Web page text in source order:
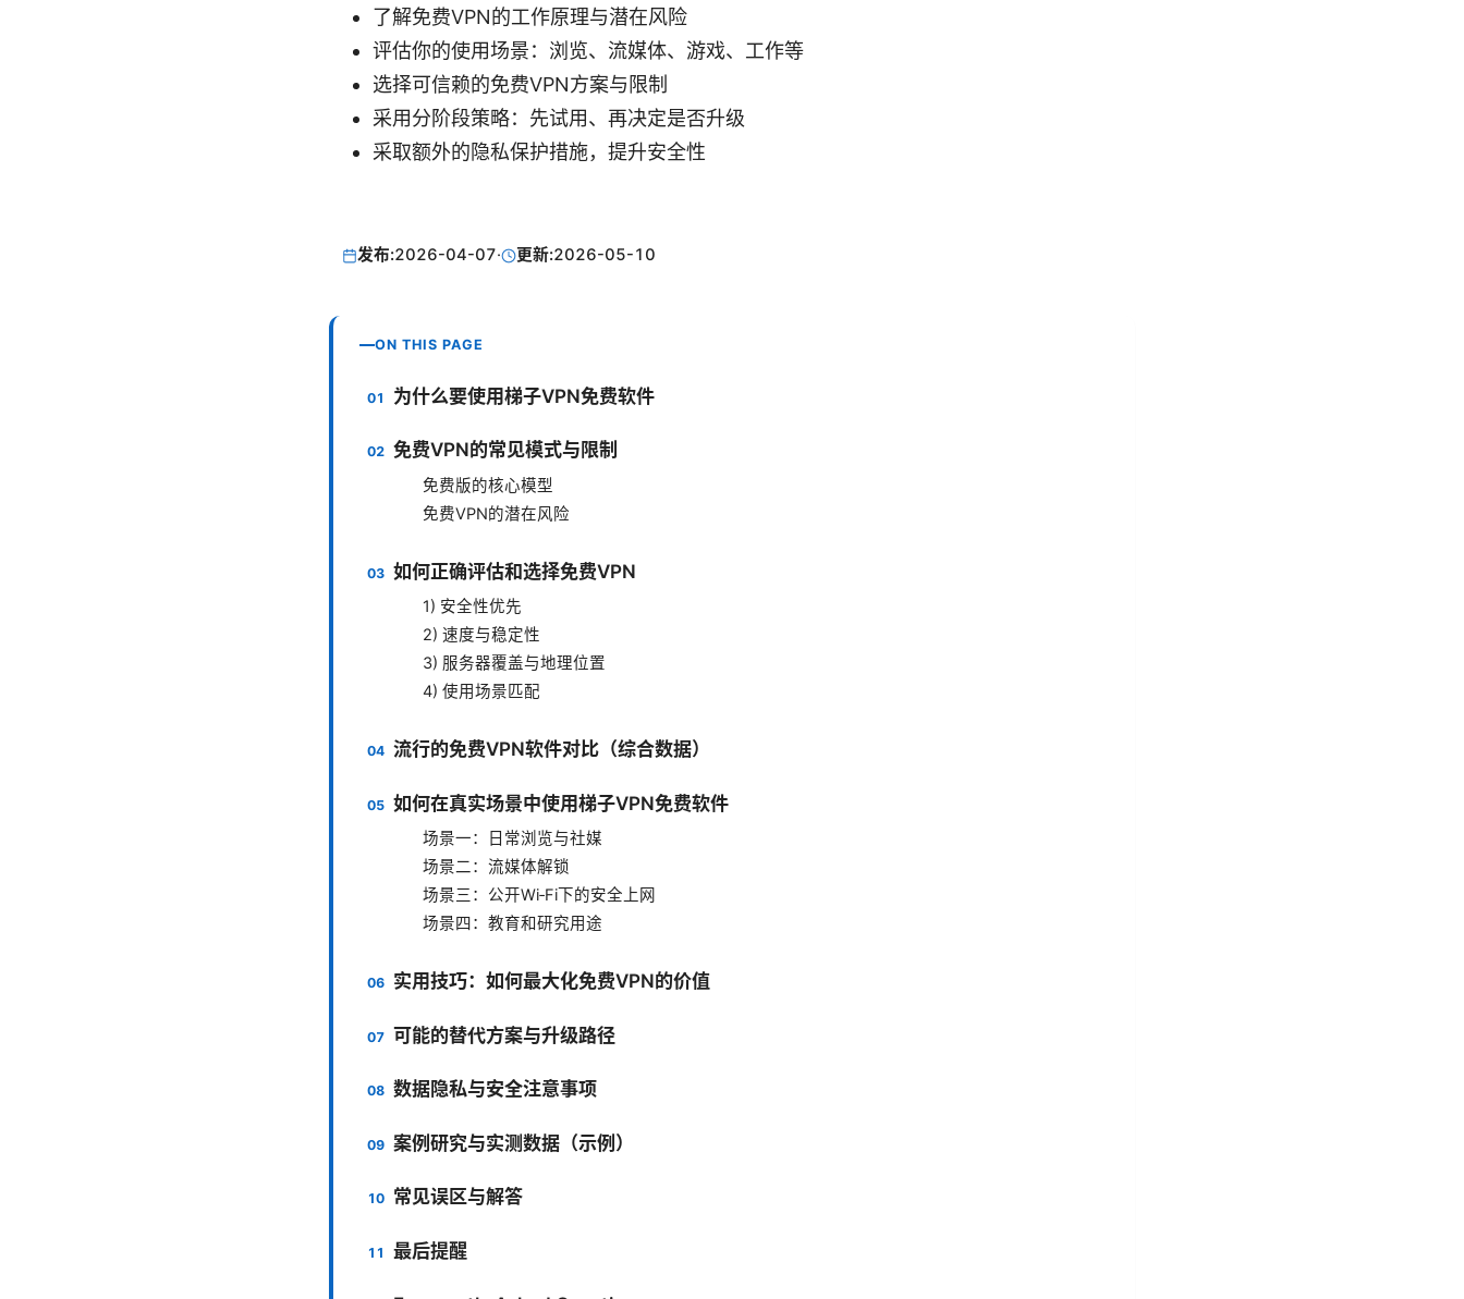
了解免费VPN的工作原理与潜在风险
评估你的使用场景：浏览、流媒体、游戏、工作等
选择可信赖的免费VPN方案与限制
采用分阶段策略：先试用、再决定是否升级
采取额外的隐私保护措施，提升安全性
发布:2026-04-07· 更新:2026-05-10
ON THIS PAGE
为什么要使用梯子VPN免费软件
免费VPN的常见模式与限制
免费版的核心模型
免费VPN的潜在风险
如何正确评估和选择免费VPN
1) 安全性优先
2) 速度与稳定性
3) 服务器覆盖与地理位置
4) 使用场景匹配
流行的免费VPN软件对比（综合数据）
如何在真实场景中使用梯子VPN免费软件
场景一：日常浏览与社媒
场景二：流媒体解锁
场景三：公开Wi‑Fi下的安全上网
场景四：教育和研究用途
实用技巧：如何最大化免费VPN的价值
可能的替代方案与升级路径
数据隐私与安全注意事项
案例研究与实测数据（示例）
常见误区与解答
最后提醒